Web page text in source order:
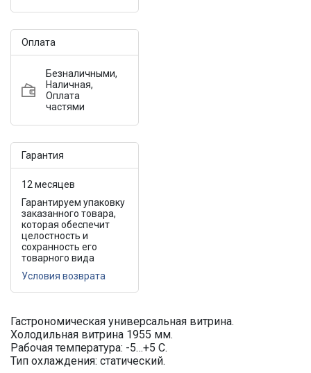
Оплата
Безналичными,
Наличная,
Оплата
частями
Гарантия
12 месяцев
Гарантируем упаковку
заказанного товара,
которая обеспечит
целостность и
сохранность его
товарного вида
Условия возврата
Гастрономическая универсальная витрина.
Холодильная витрина 1955 мм.
Рабочая температура: -5…+5 C.
Тип охлаждения: статический.